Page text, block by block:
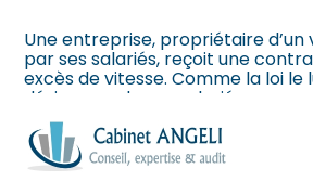
Aller
au
Être prêt pour la facturation
électronique
Une entreprise, propriétaire d’un
par ses salariés, reçoit une
excès de vitesse. Comme la loi le
désigne un de ses salariés
conducteur du véhicule au
Mais quand le salarié reçoit la
conteste être l’auteur de